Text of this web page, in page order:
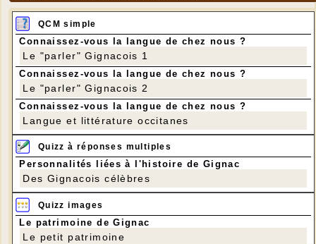
QCM simple
Connaissez-vous la langue de chez nous ?
Le "parler" Gignacois 1
Connaissez-vous la langue de chez nous ?
Le "parler" Gignacois 2
Connaissez-vous la langue de chez nous ?
Langue et littérature occitanes
Quizz à réponses multiples
Personnalités liées à l'histoire de Gignac
Des Gignacois célèbres
Quizz images
Le patrimoine de Gignac
Le petit patrimoine